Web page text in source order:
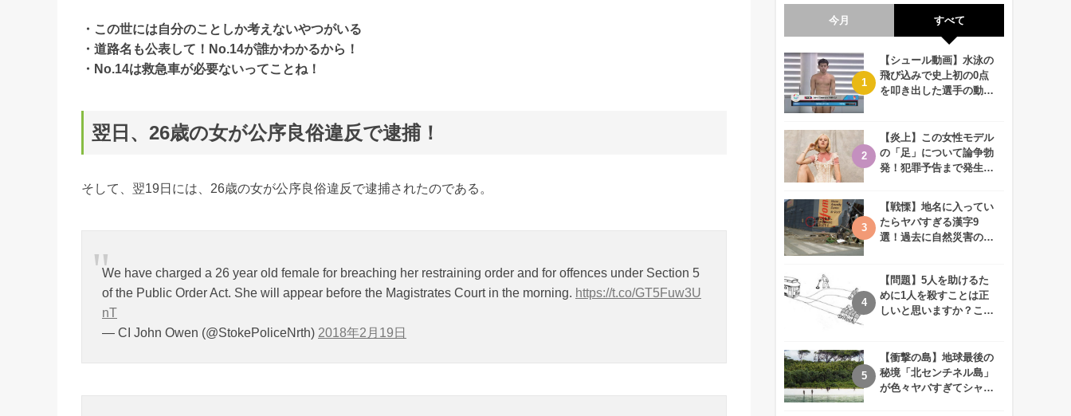
・この世には自分のことしか考えないやつがいる
・道路名も公表して！No.14が誰かわかるから！
・No.14は救急車が必要ないってことね！
翌日、26歳の女が公序良俗違反で逮捕！
そして、翌19日には、26歳の女が公序良俗違反で逮捕されたのである。
We have charged a 26 year old female for breaching her restraining order and for offences under Section 5
of the Public Order Act. She will appear before the Magistrates Court in the morning. https://t.co/GT5Fuw3U
nT
— CI John Owen (@StokePoliceNrth) 2018年2月19日
今月 すべて
【シュール動画】水泳の
飛び込みで史上初の0点
を叩き出した選手の動画
【炎上】この女性モデル
の「足」について論争勃
発！犯罪予告まで発生す
【戦慄】地名に入ってい
たらヤバすぎる漢字9
選！過去に自然災害の歴
【問題】5人を助けるた
めに1人を殺すことは正
しいと思いますか？この
【衝撃の島】地球最後の
秘境「北センチネル島」
が色々ヤバすぎてシャレ